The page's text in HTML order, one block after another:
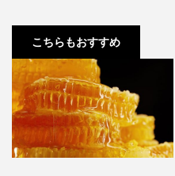
こちらもおすすめ